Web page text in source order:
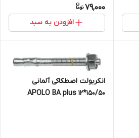
79,000
افزودن به سبد
انکربولت اصطکاکی آلمانی
APOLO BA plus 12*150/50